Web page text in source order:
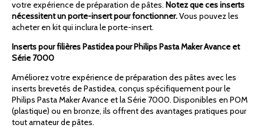
votre expérience de préparation de pâtes. Notez que ces inserts
nécessitent un porte-insert pour fonctionner.Vous pouvez les
acheter en kit qui inclura le porte-insert.
Inserts pour filières Pastidea pour Philips Pasta Maker Avance et
Série 7000
Améliorez votre expérience de préparation des pâtes avec les
inserts brevetés de Pastidea, conçus spécifiquement pour le
Philips Pasta Maker Avance et la Série 7000. Disponibles en POM
(plastique) ou en bronze, ils offrent des avantages pratiques pour
tout amateur de pâtes.